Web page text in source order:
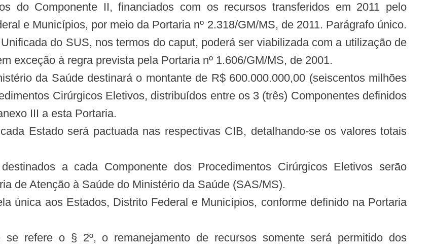
do Componente II, financiados com os recursos transferidos em 2011 pelo
e Municípios, por meio da Portaria nº 2.318/GM/MS, de 2011. Parágrafo único.
do SUS, nos termos do caput, poderá ser viabilizada com a utilização de
exceção à regra prevista pela Portaria nº 1.606/GM/MS, de 2001.
da Saúde destinará o montante de R$ 600.000.000,00 (seiscentos milhões
Cirúrgicos Eletivos, distribuídos entre os 3 (três) Componentes definidos
III a esta Portaria.
Estado será pactuada nas respectivas CIB, detalhando-se os valores totais
a cada Componente dos Procedimentos Cirúrgicos Eletivos serão
de Atenção à Saúde do Ministério da Saúde (SAS/MS).
única aos Estados, Distrito Federal e Municípios, conforme definido na Portaria
refere o § 2º, o remanejamento de recursos somente será permitido dos